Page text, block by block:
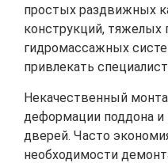
простых раздвижных
конструкций, тяжелых
гидромассажных
привлекать
Некачественный
деформации поддона
дверей. Часто
необходимости